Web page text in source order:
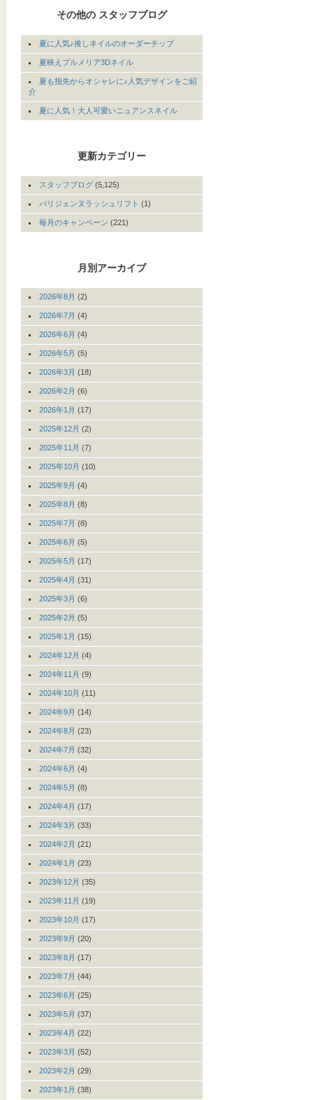
その他の スタッフブログ
夏に人気♪推しネイルのオーダーチップ
夏映えプルメリア3Dネイル
夏も指先からオシャレに♪人気デザインをご紹
介
夏に人気！大人可愛いニュアンスネイル
更新カテゴリー
スタッフブログ (5,125)
パリジェンヌラッシュリフト (1)
毎月のキャンペーン (221)
月別アーカイブ
2026年8月 (2)
2026年7月 (4)
2026年6月 (4)
2026年5月 (5)
2026年3月 (18)
2026年2月 (6)
2026年1月 (17)
2025年12月 (2)
2025年11月 (7)
2025年10月 (10)
2025年9月 (4)
2025年8月 (8)
2025年7月 (8)
2025年6月 (5)
2025年5月 (17)
2025年4月 (31)
2025年3月 (6)
2025年2月 (5)
2025年1月 (15)
2024年12月 (4)
2024年11月 (9)
2024年10月 (11)
2024年9月 (14)
2024年8月 (23)
2024年7月 (32)
2024年6月 (4)
2024年5月 (8)
2024年4月 (17)
2024年3月 (33)
2024年2月 (21)
2024年1月 (23)
2023年12月 (35)
2023年11月 (19)
2023年10月 (17)
2023年9月 (20)
2023年8月 (17)
2023年7月 (44)
2023年6月 (25)
2023年5月 (37)
2023年4月 (22)
2023年3月 (52)
2023年2月 (29)
2023年1月 (38)